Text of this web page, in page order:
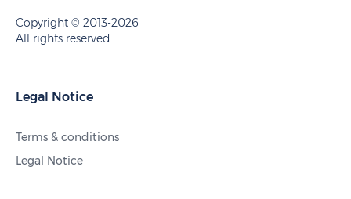
Copyright © 2013-2026
All rights reserved.
Legal Notice
Terms & conditions
Legal Notice